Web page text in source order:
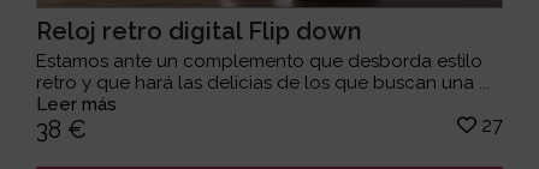
Reloj retro digital Flip down
Estamos ante un complemento que desborda estilo
retro y que hará las delicias de los que buscan una ...
Leer más
38 € 27